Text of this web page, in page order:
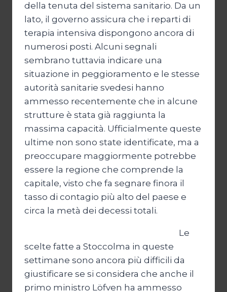
della tenuta del sistema sanitario. Da un
lato, il governo assicura che i reparti di
terapia intensiva dispongono ancora di
numerosi posti. Alcuni segnali
sembrano tuttavia indicare una
situazione in peggioramento e le stesse
autorità sanitarie svedesi hanno
ammesso recentemente che in alcune
strutture è stata già raggiunta la
massima capacità. Ufficialmente queste
ultime non sono state identificate, ma a
preoccupare maggiormente potrebbe
essere la regione che comprende la
capitale, visto che fa segnare finora il
tasso di contagio più alto del paese e
circa la metà dei decessi totali.
Le
scelte fatte a Stoccolma in queste
settimane sono ancora più difficili da
giustificare se si considera che anche il
primo ministro Löfven ha ammesso